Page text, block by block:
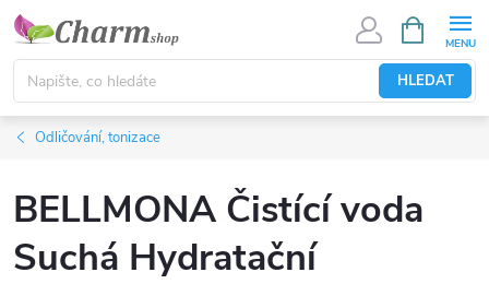
Přejít
obsah
HLEDAT
NÁKUPNÍ
KOŠÍK
Odličování, tonizace
BELLMONA Čistící voda
Suchá Hydratační